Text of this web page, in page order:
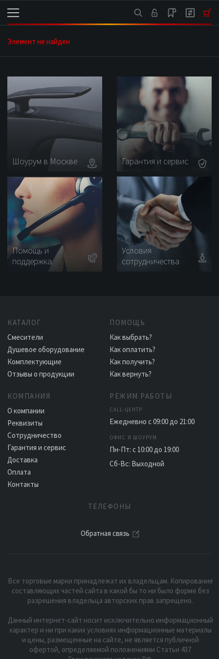
Каталог
Элемент не найден
Шоурум в Москве Гарантия и сервис
Помощь и
поддержка
Условия
сотрудничества
КАТАЛОГ
Смесители
Душевое оборудование
Комплектующие
Отзывы о продукции
ПОМОЩЬ
Как выбрать?
Как оплатить?
Как получить?
Как вернуть?
КОМПАНИЯ
О компании
Реквизиты
Сотрудничество
Гарантия и сервис
Доставка
Оплата
Контакты
РЕЖИМ РАБОТЫ
CALL-ЦЕНТР
Ежедневно с 09:00 до 21:00
ОФИС И ШОУРУМ
Пн-Пт: с 10:00 до 19:00
Сб-Вс: Выходной
ТЕЛЕФОНЫ
Обратная связь
Все торговые марки принадлежат их владельцам. Копирование
составляющих частей сайта в какой бы то ни было форме без
разрешения владельца авторских прав запрещено.
Данный интернет-сайт носит исключительно информационный
характер и ни при каких условиях информационные материалы
и цены, размещенные на сайте, не является публичной
офертой, определяемой положениями Статьи 437